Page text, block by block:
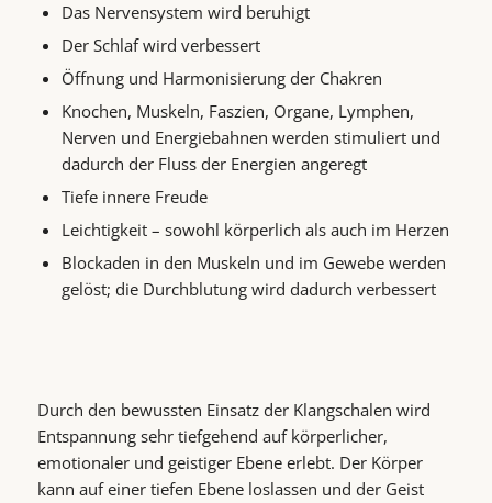
Das Nervensystem wird beruhigt
Der Schlaf wird verbessert
Öffnung und Harmonisierung der Chakren
Knochen, Muskeln, Faszien, Organe, Lymphen,
Nerven und Energiebahnen werden stimuliert und
dadurch der Fluss der Energien angeregt
Tiefe innere Freude
Leichtigkeit – sowohl körperlich als auch im Herzen
Blockaden in den Muskeln und im Gewebe werden
gelöst; die Durchblutung wird dadurch verbessert
Durch den bewussten Einsatz der Klangschalen wird
Entspannung sehr tiefgehend auf körperlicher,
emotionaler und geistiger Ebene erlebt. Der Körper
kann auf einer tiefen Ebene loslassen und der Geist